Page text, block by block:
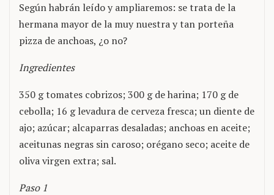
Según habrán leído y ampliaremos: se trata de la
hermana mayor de la muy nuestra y tan porteña
pizza de anchoas, ¿o no?
Ingredientes
350 g tomates cobrizos; 300 g de harina; 170 g de
cebolla; 16 g levadura de cerveza fresca; un diente de
ajo; azúcar; alcaparras desaladas; anchoas en aceite;
aceitunas negras sin caroso; orégano seco; aceite de
oliva virgen extra; sal.
Paso 1